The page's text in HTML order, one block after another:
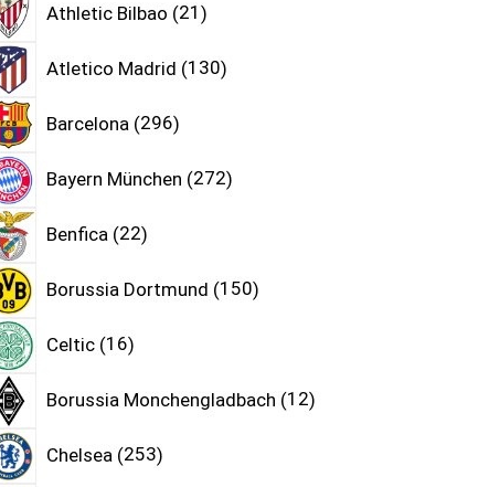
Athletic Bilbao 21
Atletico Madrid 130
Barcelona 296
Bayern München 272
Benfica 22
Borussia Dortmund 150
Celtic 16
Borussia Monchengladbach 12
Chelsea 253